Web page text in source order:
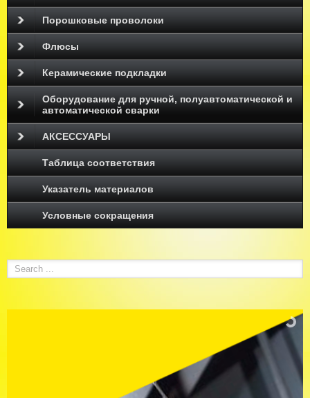
Порошковые проволоки
Флюсы
Керамические подкладки
Оборудование для ручной, полуавтоматической и
автоматической сварки
АКСЕССУАРЫ
Таблица соответствия
Указатель материалов
Условные сокращения